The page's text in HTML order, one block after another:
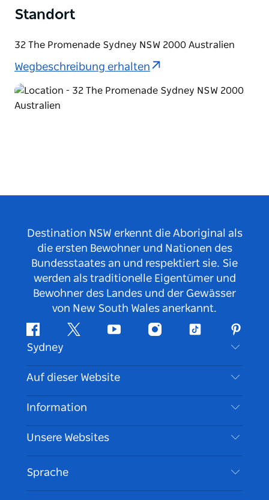
Standort
32 The Promenade Sydney NSW 2000 Australien
Wegbeschreibung erhalten
Destination NSW erkennt die Aboriginal als
die ersten Bewohner und Nationen des
Bundesstaates an und respektiert sie. Sie
werden als traditionelle Eigentümer und
Bewohner des Landes und der Gewässer
von New South Wales anerkannt.
FacebookTwitter YouTubeInstagramTikTok
Sydney
Kontaktieren Sie uns
Haftungsausschluss
Cookie Notice
Auf dieser Website
Reiseziele
Aktivitäten
Veranstaltungen
Unterkunft
Information
Reiseinformationen
Barrierefreies Sydney
Tragen Sie Ihr Unternehmen ein
Unsere Websites
Sprache